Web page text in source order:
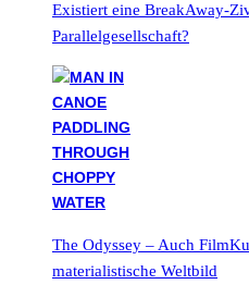
Existiert eine BreakAway-
Parallelgesellschaft?
The Odyssey – Auch
materialistische Weltbild